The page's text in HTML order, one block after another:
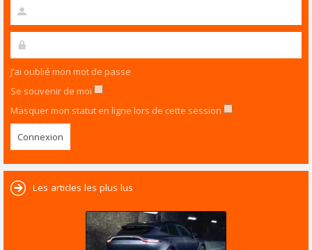
J’ai oublié mon mot de passe
Se souvenir de moi
Masquer mon statut en ligne lors de cette session
Les articles les plus lus